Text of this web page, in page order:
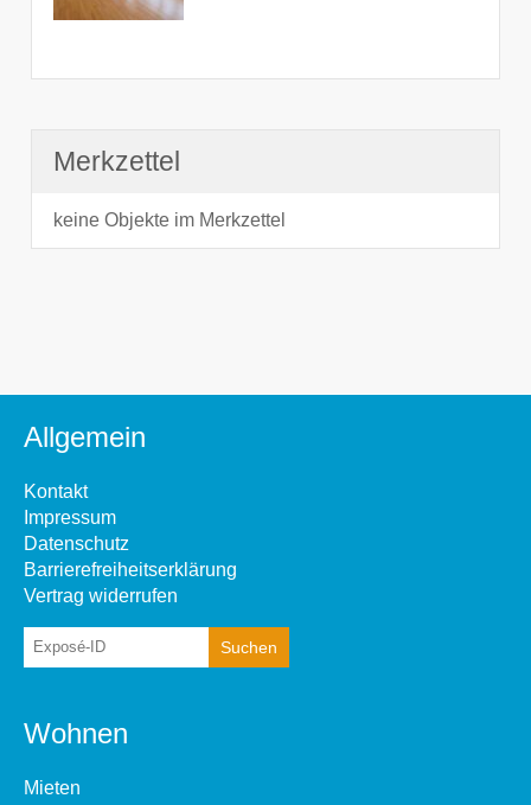
Merkzettel
keine Objekte im Merkzettel
Allgemein
Kontakt
Impressum
Datenschutz
Barrierefreiheitserklärung
Vertrag widerrufen
Wohnen
Mieten